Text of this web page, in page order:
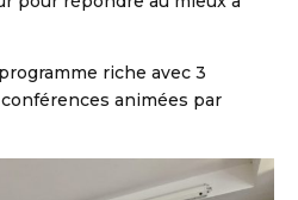
riche avec 3
animées par